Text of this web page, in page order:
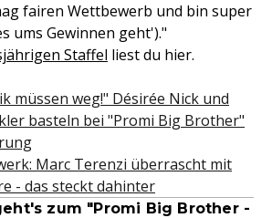
fairen Wettbewerb und bin super
ums Gewinnen geht')."
Staffel liest du hier.
müssen weg!" Désirée Nick und
basteln bei "Promi Big Brother"
Marc Terenzi überrascht mit
- das steckt dahinter
zum "Promi Big Brother -